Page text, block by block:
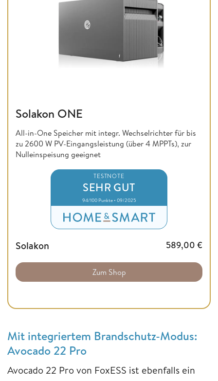
Solakon ONE
All-in-One Speicher mit integr. Wechselrichter für bis
zu 2600 W PV-Eingangsleistung (über 4 MPPTs), zur
Nulleinspeisung geeignet
TESTNOTE
SEHR GUT
94/100 Punkte • 09/2025
Solakon 589,00 €
Zum Shop
Mit integriertem Brandschutz-Modus:
Avocado 22 Pro
Avocado 22 Pro von FoxESS ist ebenfalls ein